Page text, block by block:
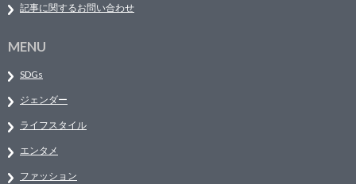
記事に関するお問い合わせ
MENU
SDGs
ジェンダー
ライフスタイル
エンタメ
ファッション